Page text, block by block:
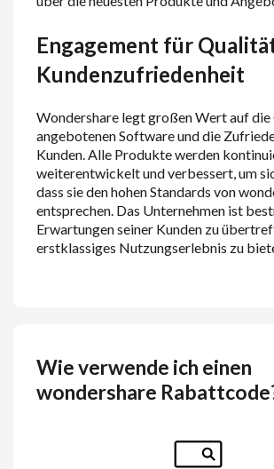
Engagement für
Kundenzufriedenheit
Wondershare legt großen Wert auf
angebotenen Software und die
Kunden. Alle Produkte werden
weiterentwickelt und verbessert, um
dass sie den hohen Standards von
entsprechen. Das Unternehmen ist
Erwartungen seiner Kunden zu
erstklassiges Nutzungserlebnis zu
Wie verwende ich einen
wondershare